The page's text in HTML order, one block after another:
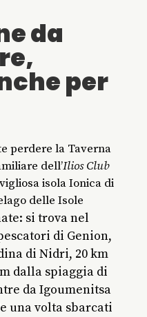
da
per
perdere la Taverna
dell’Ilios Club
isola Ionica di
delle Isole
si trova nel
di Genion,
di Nidri, 20 km
dalla spiaggia di
da Igoumenitsa
una volta sbarcati